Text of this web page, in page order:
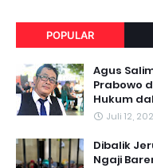
POPULAR
Agus
Prabowo
Hukum
Juli 12,
Dibalik
Ngaji